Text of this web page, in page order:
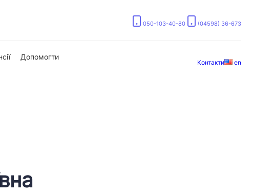
050-103-40-80 (04598) 36-673
Допомогти
Контакти en